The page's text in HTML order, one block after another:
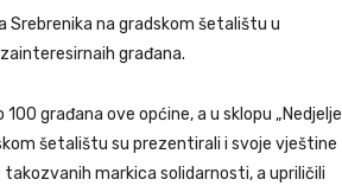
Srebrenika na gradskom šetalištu u
građana.
građana ove općine, a u sklopu „Nedjelje
šetalištu su prezentirali i svoje vještine
markica solidarnosti, a upriličili